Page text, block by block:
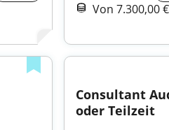
Von 7.300,00
Consultant
oder Teilzeit